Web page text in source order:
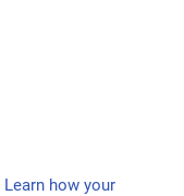
Learn how your